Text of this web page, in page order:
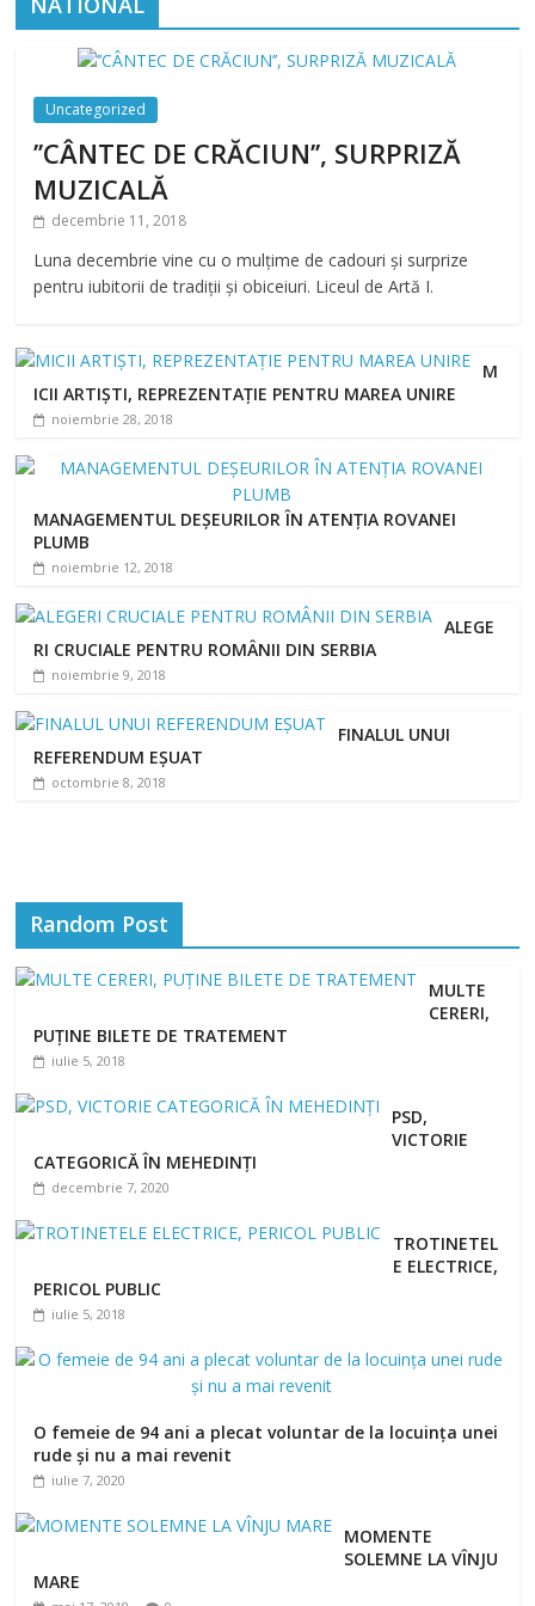
Uncategorized
’’CÂNTEC DE CRĂCIUN’’, SURPRIZĂ
MUZICALĂ
decembrie 11, 2018
Luna decembrie vine cu o mulțime de cadouri și surprize
pentru iubitorii de tradiții și obiceiuri. Liceul de Artă I.
M
ICII ARTIȘTI, REPREZENTAȚIE PENTRU MAREA UNIRE
noiembrie 28, 2018
MANAGEMENTUL DEȘEURILOR ÎN ATENȚIA ROVANEI
PLUMB
noiembrie 12, 2018
ALEGE
RI CRUCIALE PENTRU ROMÂNII DIN SERBIA
noiembrie 9, 2018
FINALUL UNUI
REFERENDUM EȘUAT
octombrie 8, 2018
Random Post
MULTE
CERERI,
PUȚINE BILETE DE TRATEMENT
iulie 5, 2018
PSD,
VICTORIE
CATEGORICĂ ÎN MEHEDINȚI
decembrie 7, 2020
TROTINETEL
E ELECTRICE,
PERICOL PUBLIC
iulie 5, 2018
O femeie de 94 ani a plecat voluntar de la locuința unei
rude și nu a mai revenit
iulie 7, 2020
MOMENTE
SOLEMNE LA VÎNJU
MARE